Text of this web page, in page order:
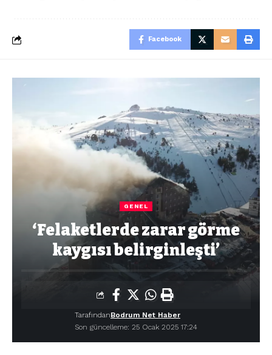
Facebook
GENEL
‘Felaketlerde zarar görme
kaygısı belirginleşti’
Son güncelleme: 25 Ocak 2025 17:24
TarafındanBodrum Net Haber